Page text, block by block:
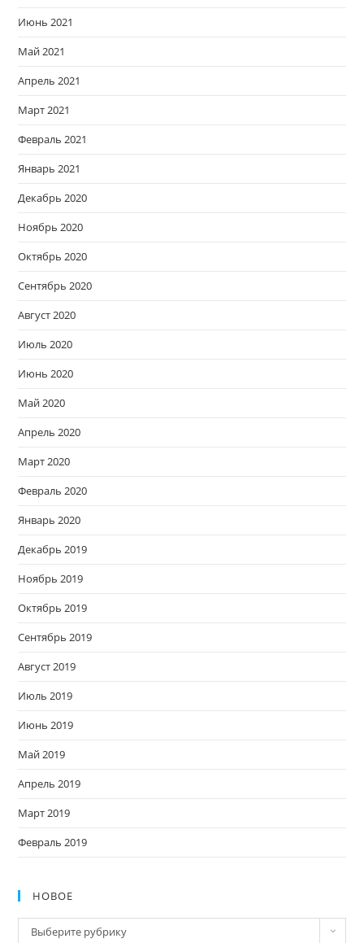
Июнь 2021
Май 2021
Апрель 2021
Март 2021
Февраль 2021
Январь 2021
Декабрь 2020
Ноябрь 2020
Октябрь 2020
Сентябрь 2020
Август 2020
Июль 2020
Июнь 2020
Май 2020
Апрель 2020
Март 2020
Февраль 2020
Январь 2020
Декабрь 2019
Ноябрь 2019
Октябрь 2019
Сентябрь 2019
Август 2019
Июль 2019
Июнь 2019
Май 2019
Апрель 2019
Март 2019
Февраль 2019
НОВОЕ
Новое
Выберите рубрику